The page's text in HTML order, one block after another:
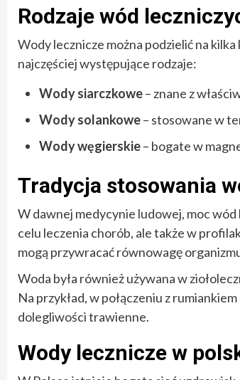
Rodzaje wód
Wody lecznicze można podzielić na
najczęściej występujące rodzaje:
Wody siarczkowe– znane z
Wody solankowe– stosowane w
Wody węgierskie– bogate w
Tradycja stosowania
W dawnej medycynie ludowej, moc
celu leczenia chorób, ale także w
mogą przywracać równowagę
Woda była również używana w
Na przykład, w połączeniu z
dolegliwości trawienne.
Wody lecznicze w